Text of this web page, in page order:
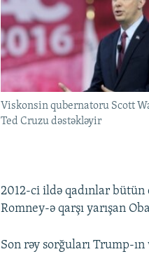
Viskonsin qubernatoru Scott
Ted Cruzu dəstəkləyir
2012-ci ildə qadınlar bütün
Romney-ə qarşı yarışan
Son rəy sorğuları Trump-